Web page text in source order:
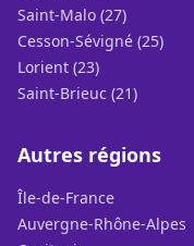
Saint-Malo (27)
Cesson-Sévigné (25)
Lorient (23)
Saint-Brieuc (21)
Autres régions
Île-de-France
Auvergne-Rhône-Alpes